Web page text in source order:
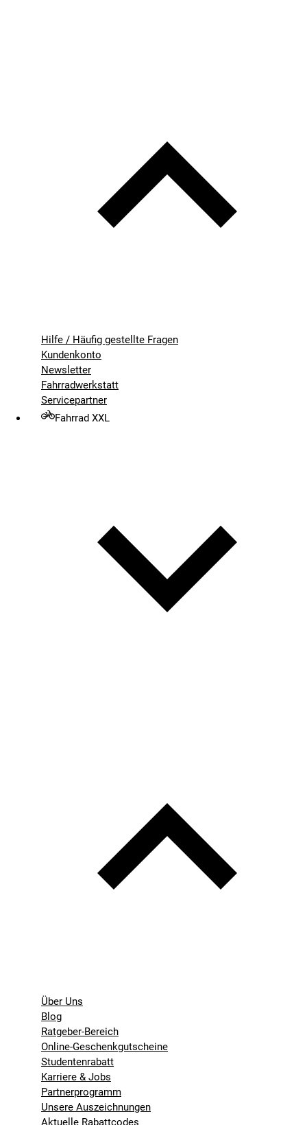
Hilfe / Häufig gestellte Fragen
Kundenkonto
Newsletter
Fahrradwerkstatt
Servicepartner
Fahrrad XXL
Über Uns
Blog
Ratgeber-Bereich
Online-Geschenkgutscheine
Studentenrabatt
Karriere & Jobs
Partnerprogramm
Unsere Auszeichnungen
Aktuelle Rabattcodes